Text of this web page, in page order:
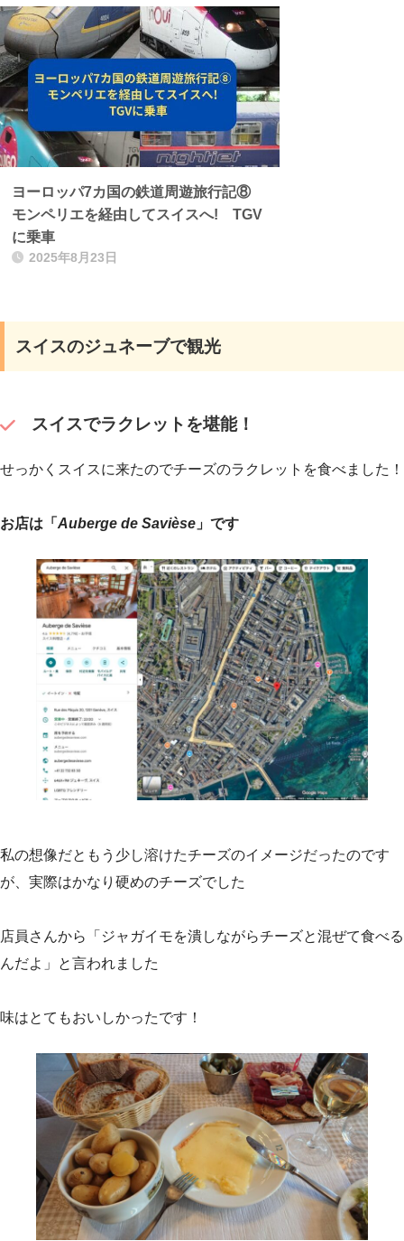
ヨーロッパ7カ国の鉄道周遊旅行記⑧
モンペリエを経由してスイスへ! TGV
に乗車
2025年8月23日
スイスのジュネーブで観光
スイスでラクレットを堪能！
せっかくスイスに来たのでチーズのラクレットを食べました！
お店は「 Auberge de Savièse 」です
私の想像だともう少し溶けたチーズのイメージだったのです
が、実際はかなり硬めのチーズでした
店員さんから「ジャガイモを潰しながらチーズと混ぜて食べる
んだよ」と言われました
味はとてもおいしかったです！